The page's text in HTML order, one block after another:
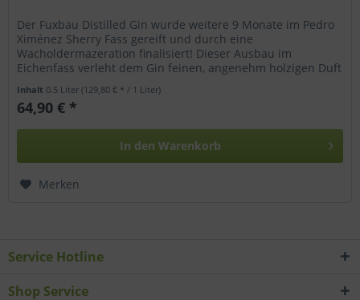
Der Fuxbau Distilled Gin wurde weitere 9 Monate im Pedro
Ximénez Sherry Fass gereift und durch eine
Wacholdermazeration finalisiert! Dieser Ausbau im
Eichenfass verleht dem Gin feinen, angenehm holzigen Duft
Inhalt 0.5 Liter(129,80 € * / 1 Liter)
64,90 € *
In den Warenkorb
Merken
Service Hotline
Shop Service